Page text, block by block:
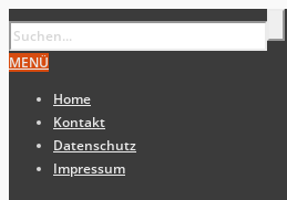
MENÜ
Home
Kontakt
Datenschutz
Impressum